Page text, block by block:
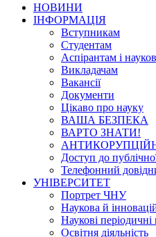
НОВИНИ
ІНФОРМАЦІЯ
Вступникам
Студентам
Аспірантам і
Викладачам
Вакансії
Документи
Цікаво про науку
ВАША БЕЗПЕКА
ВАРТО ЗНАТИ!
Доступ до
Телефонний
УНІВЕРСИТЕТ
Портрет ЧНУ
Наукова й
Наукові
Освітня діяльність